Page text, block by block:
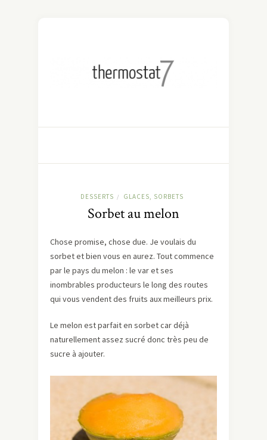
DESSERTS / GLACES, SORBETS
Sorbet au melon
Chose promise, chose due. Je voulais du
sorbet et bien vous en aurez. Tout commence
par le pays du melon : le var et ses
inombrables producteurs le long des routes
qui vous vendent des fruits aux meilleurs prix.
Le melon est parfait en sorbet car déjà
naturellement assez sucré donc très peu de
sucre à ajouter.